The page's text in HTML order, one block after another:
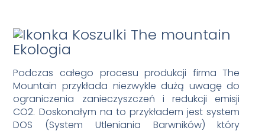
Ekologia
Podczas całego procesu produkcji firma The
Mountain przykłada niezwykle dużą uwagę do
ograniczenia zanieczyszczeń i redukcji emisji
CO2. Doskonałym na to przykładem jest system
DOS (System Utleniania Barwników) który